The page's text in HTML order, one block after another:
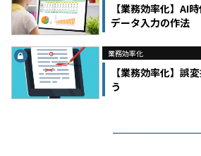
【業務効率化】AI
データ入力の作法
業務効率化
【業務効率化】誤
う